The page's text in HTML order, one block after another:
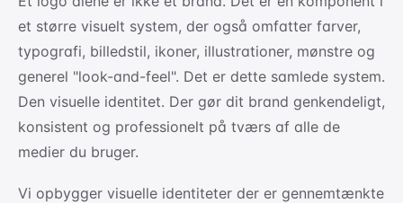
et større visuelt system, der også omfatter farver,
typografi, billedstil, ikoner, illustrationer, mønstre og
generel "look-and-feel". Det er dette samlede system.
Den visuelle identitet. Der gør dit brand genkendeligt,
konsistent og professionelt på tværs af alle de
medier du bruger.
Vi opbygger visuelle identiteter der er gennemtænkte